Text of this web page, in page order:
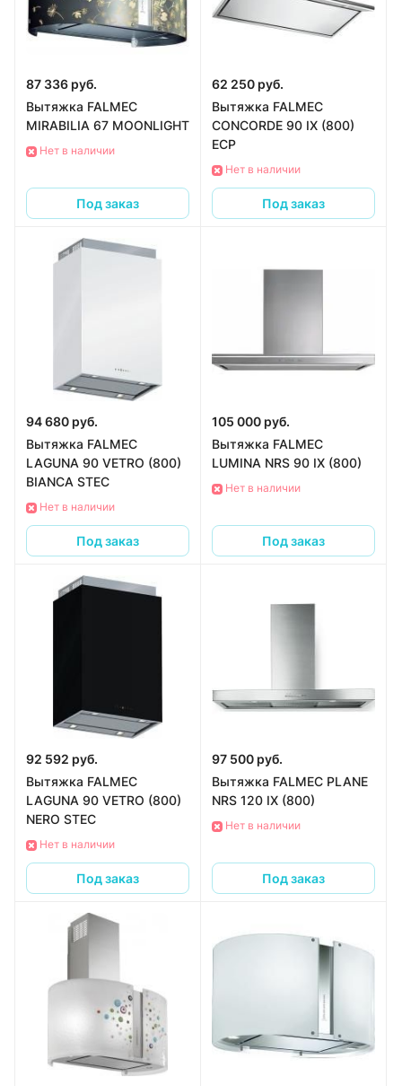
87 336 руб.
Вытяжка FALMEC
MIRABILIA 67 MOONLIGHT
Нет в наличии
Под заказ
62 250 руб.
Вытяжка FALMEC
CONCORDE 90 IX (800)
ECP
Нет в наличии
Под заказ
94 680 руб.
Вытяжка FALMEC
LAGUNA 90 VETRO (800)
BIANCA STEC
Нет в наличии
Под заказ
105 000 руб.
Вытяжка FALMEC
LUMINA NRS 90 IX (800)
Нет в наличии
Под заказ
92 592 руб.
Вытяжка FALMEC
LAGUNA 90 VETRO (800)
NERO STEC
Нет в наличии
Под заказ
97 500 руб.
Вытяжка FALMEC PLANE
NRS 120 IX (800)
Нет в наличии
Под заказ